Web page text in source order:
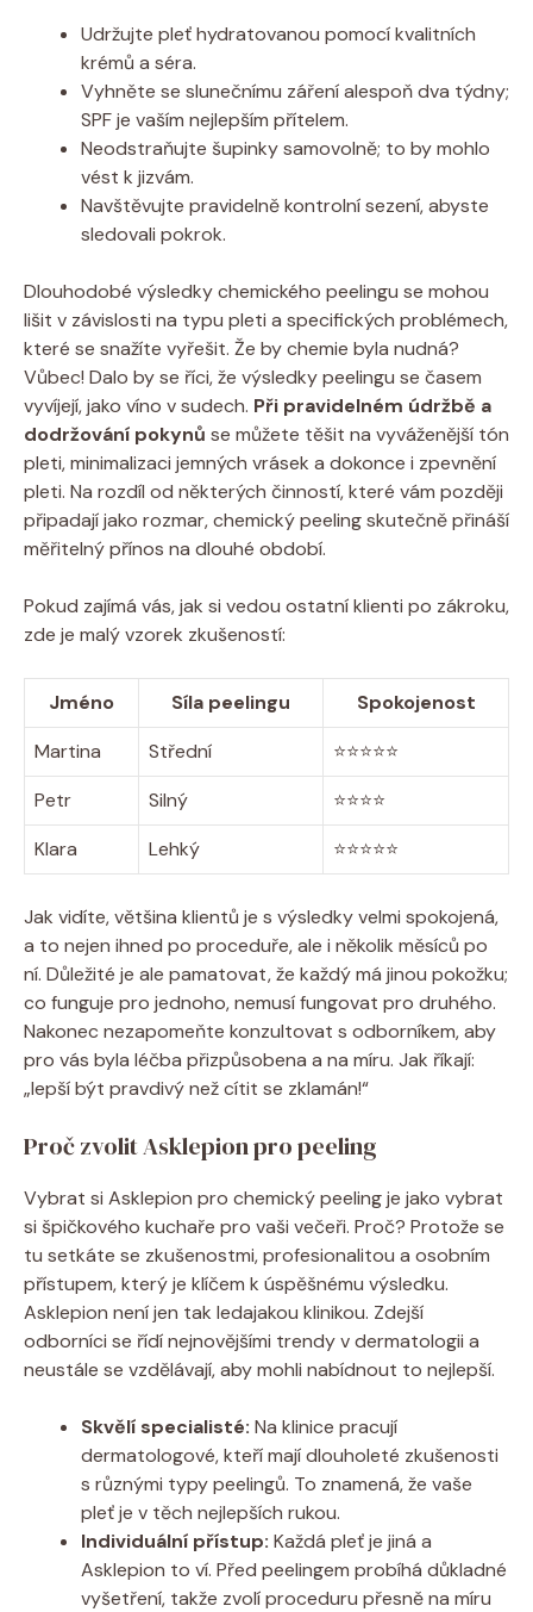
Udržujte pleť hydratovanou pomocí kvalitních
krémů a séra.
Vyhněte se slunečnímu záření alespoň dva týdny;
SPF je vaším nejlepším přítelem.
Neodstraňujte šupinky samovolně; to by mohlo
vést k jizvám.
Navštěvujte pravidelně kontrolní sezení, abyste
sledovali pokrok.
Dlouhodobé výsledky chemického peelingu se mohou
lišit v závislosti na typu pleti a specifických problémech,
které se snažíte vyřešit. Že by chemie byla nudná?
Vůbec! Dalo by se říci, že výsledky peelingu se časem
vyvíjejí, jako víno v sudech. Při pravidelném údržbě a
dodržování pokynů se můžete těšit na vyváženější tón
pleti, minimalizaci jemných vrásek a dokonce i zpevnění
pleti. Na rozdíl od některých činností, které vám později
připadají jako rozmar, chemický peeling skutečně přináší
měřitelný přínos na dlouhé období.
Pokud zajímá vás, jak si vedou ostatní klienti po zákroku,
zde je malý vzorek zkušeností:
Jméno Síla peelingu
Spokojenost
Martina
Střední
⭐⭐⭐⭐⭐
Petr
Silný
⭐⭐⭐⭐
Klara
Lehký ⭐⭐⭐⭐⭐
Jak vidíte, většina klientů je s výsledky velmi spokojená,
a to nejen ihned po proceduře, ale i několik měsíců po
ní. Důležité je ale pamatovat, že každý má jinou pokožku;
co funguje pro jednoho, nemusí fungovat pro druhého.
Nakonec nezapomeňte konzultovat s odborníkem, aby
pro vás byla léčba přizpůsobena a na míru. Jak říkají:
„lepší být pravdivý než cítit se zklamán!“
Proč zvolit Asklepion pro peeling
Vybrat si Asklepion pro chemický peeling je jako vybrat
si špičkového kuchaře pro vaši večeři. Proč? Protože se
tu setkáte se zkušenostmi, profesionalitou a osobním
přístupem, který je klíčem k úspěšnému výsledku.
Asklepion není jen tak ledajakou klinikou. Zdejší
odborníci se řídí nejnovějšími trendy v dermatologii a
neustále se vzdělávají, aby mohli nabídnout to nejlepší.
Skvělí specialisté: Na klinice pracují
dermatologové, kteří mají dlouholeté zkušenosti
s různými typy peelingů. To znamená, že vaše
pleť je v těch nejlepších rukou.
Individuální přístup: Každá pleť je jiná a
Asklepion to ví. Před peelingem probíhá důkladné
vyšetření, takže zvolí proceduru přesně na míru